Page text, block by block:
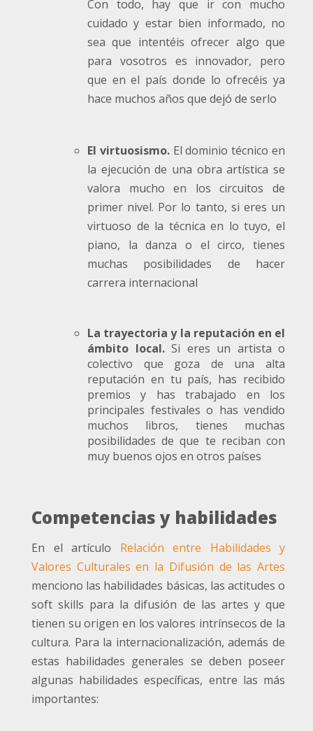
Con todo, hay que ir con mucho
cuidado y estar bien informado, no
sea que intentéis ofrecer algo que
para vosotros es innovador, pero
que en el país donde lo ofrecéis ya
hace muchos años que dejó de serlo
El virtuosismo. El dominio técnico en
la ejecución de una obra artística se
valora mucho en los circuitos de
primer nivel. Por lo tanto, si eres un
virtuoso de la técnica en lo tuyo, el
piano, la danza o el circo, tienes
muchas posibilidades de hacer
carrera internacional
La trayectoria y la reputación en el
ámbito local. Si eres un artista o
colectivo que goza de una alta
reputación en tu país, has recibido
premios y has trabajado en los
principales festivales o has vendido
muchos libros, tienes muchas
posibilidades de que te reciban con
muy buenos ojos en otros países
Competencias y habilidades
En el artículo Relación entre Habilidades y
Valores Culturales en la Difusión de las Artes
menciono las habilidades básicas, las actitudes o
soft skills para la difusión de las artes y que
tienen su origen en los valores intrínsecos de la
cultura. Para la internacionalización, además de
estas habilidades generales se deben poseer
algunas habilidades específicas, entre las más
importantes: